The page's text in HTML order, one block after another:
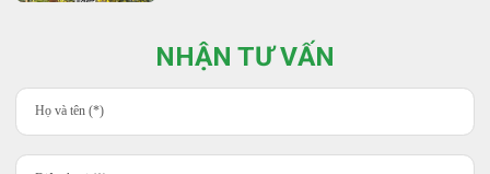
NHẬN TƯ VẤN